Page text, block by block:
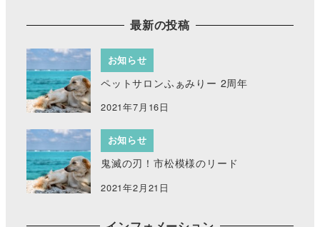
最新の投稿
お知らせ
ペットサロンふぁみりー 2周年
2021年7月16日
お知らせ
鬼滅の刃！市松模様のリード
2021年2月21日